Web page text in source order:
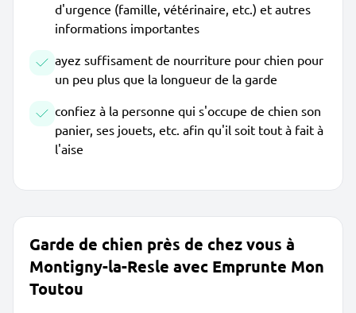
d'urgence (famille, vétérinaire, etc.) et autres
informations importantes
ayez suffisament de nourriture pour chien pour
un peu plus que la longueur de la garde
confiez à la personne qui s'occupe de chien son
panier, ses jouets, etc. afin qu'il soit tout à fait à
l'aise
Garde de chien près de chez vous à
Montigny-la-Resle avec Emprunte Mon
Toutou